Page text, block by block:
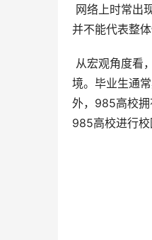
并不能代表整
境。毕业生通
外，985高校拥
985高校进行校